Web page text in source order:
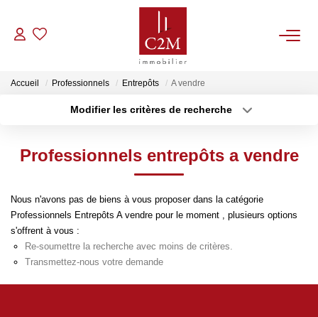
CONTACT
ESTIMATION
NOTRE AGENCE
BIENS VENDUS
Accueil Professionnels Entrepôts A vendre
Modifier les critères de recherche
Budget max
Plus de critères Créer une alerte
Professionnels entrepôts a vendre
Nous n'avons pas de biens à vous proposer dans la catégorie
Professionnels Entrepôts A vendre pour le moment , plusieurs options
s'offrent à vous :
Re-soumettre la recherche avec moins de critères.
Transmettez-nous votre demande